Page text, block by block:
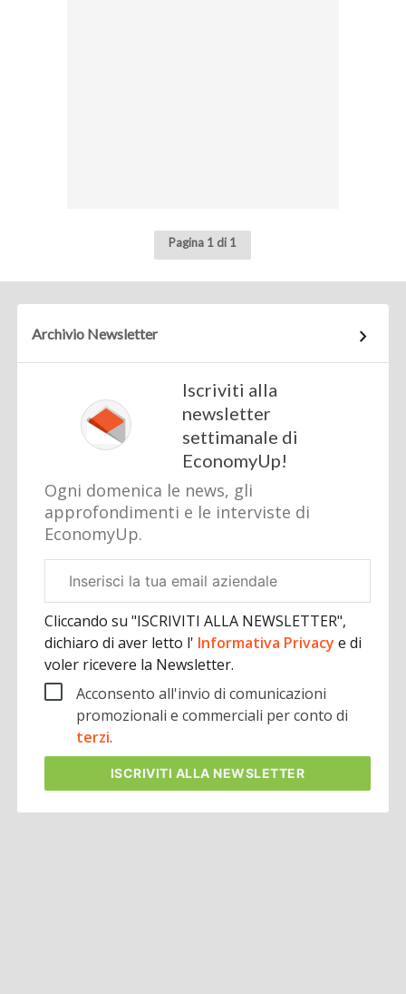
Pagina 1 di 1
Archivio Newsletter
Iscriviti alla
newsletter
settimanale di
EconomyUp!
Ogni domenica le news, gli
approfondimenti e le interviste di
EconomyUp.
aziendale
Cliccando su "ISCRIVITI ALLA NEWSLETTER",
dichiaro di aver letto l' Informativa Privacye di
voler ricevere la Newsletter.
Acconsento all'invio di comunicazioni
promozionali e commerciali per conto di
terzi.
ISCRIVITI ALLA NEWSLETTER